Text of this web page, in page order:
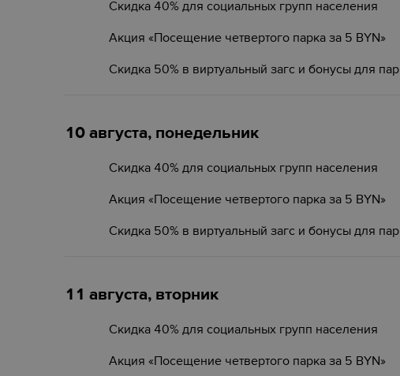
Скидка 40% для социальных групп населения
Акция «Посещение четвертого парка за 5 BYN»
Скидка 50% в виртуальный загс и бонусы для пар
10 августа, понедельник
Скидка 40% для социальных групп населения
Акция «Посещение четвертого парка за 5 BYN»
Скидка 50% в виртуальный загс и бонусы для пар
11 августа, вторник
Скидка 40% для социальных групп населения
Акция «Посещение четвертого парка за 5 BYN»